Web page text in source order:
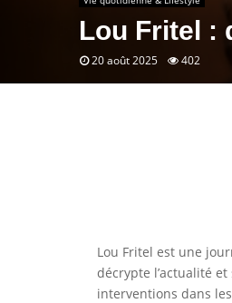
Lou Fritel :
20 août 2025 402
Lou Fritel est une
décrypte l’actualité
interventions dans